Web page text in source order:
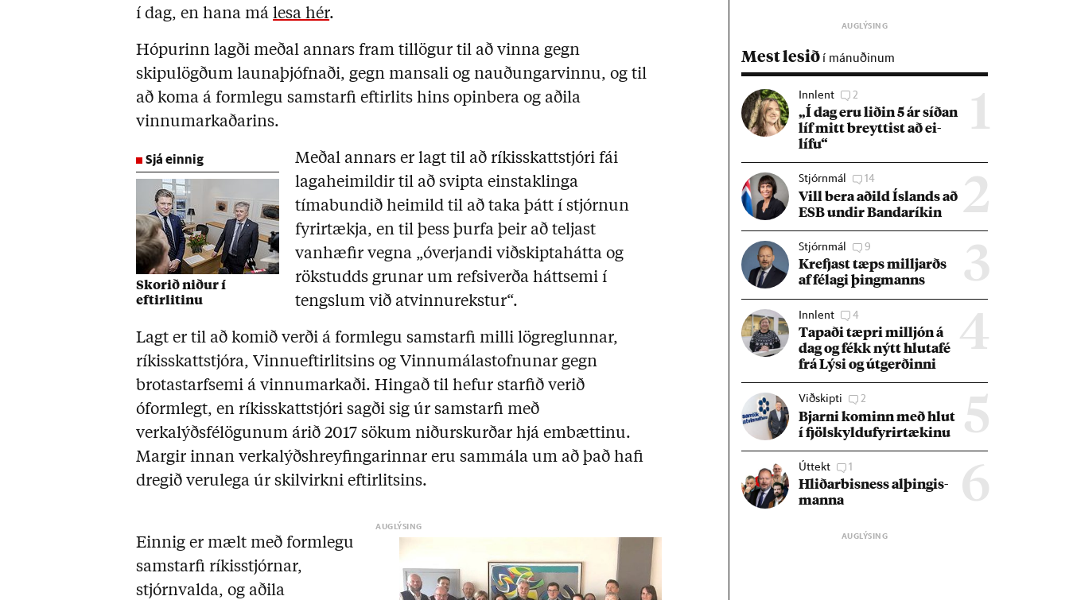
í dag, en hana málesa hér.
Hópurinn lagði meðal annars fram tillögur til að vinna gegn
skipulögðum launaþjófnaði, gegn mansali og nauðungarvinnu, og til
að koma á formlegu samstarfi eftirlits hins opinbera og aðila
vinnumarkaðarins.
Sjá einnig
Skorið niður í
eftirlitinu
Meðal annars er lagt til að ríkisskattstjóri fái
lagaheimildir til að svipta einstaklinga
tímabundið heimild til að taka þátt í stjórnun
fyrirtækja, en til þess þurfa þeir að teljast
vanhæfir vegna „óverjandi viðskiptahátta og
rökstudds grunar um refsiverða háttsemi í
tengslum við atvinnurekstur“.
Lagt er til að komið verði á formlegu samstarfi milli lögreglunnar,
ríkisskattstjóra, Vinnueftirlitsins og Vinnumálastofnunar gegn
brotastarfsemi á vinnumarkaði. Hingað til hefur starfið verið
óformlegt, en ríkisskattstjóri sagði sig úr samstarfi með
verkalýðsfélögunum árið 2017 sökum niðurskurðar hjá embættinu.
Margir innan verkalýðshreyfingarinnar eru sammála um að það hafi
dregið verulega úr skilvirkni eftirlitsins.
Einnig er mælt með formlegu
samstarfi ríkisstjórnar,
stjórnvalda, og aðila
Mest lesið í mánuðinum
1
Innlent 2
„Í dag eru lið­in 5 ár síð­an
líf mitt breytt­ist að ei­
lífu“
2
Stjórnmál 14
Vill bera að­ild Ís­lands að
ESB und­ir Banda­rík­in
3
Stjórnmál 9
Krefjast tæps millj­arðs
af fé­lagi þing­manns
4
Innlent 4
Tap­aði tæpri millj­ón á
dag og fékk nýtt hluta­fé
frá Lýsi og út­gerð­inni
5
Viðskipti 2
Bjarni kom­inn með hlut
í fjöl­skyldu­fyr­ir­tæk­inu
6
Úttekt 1
Hlið­ar­bis­ness al­þing­is­
manna